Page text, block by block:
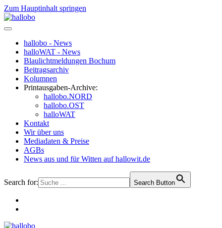
Zum Hauptinhalt springen
hallobo - News
halloWAT - News
Blaulichtmeldungen Bochum
Beitragsarchiv
Kolumnen
Printausgaben-Archive:
hallobo.NORD
hallobo.OST
halloWAT
Kontakt
Wir über uns
Mediadaten & Preise
AGBs
News aus und für Witten auf hallowit.de
Search for: Search Button